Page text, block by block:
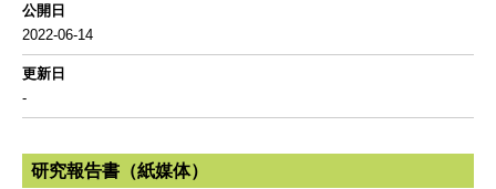
公開日
2022-06-14
更新日
-
研究報告書（紙媒体）